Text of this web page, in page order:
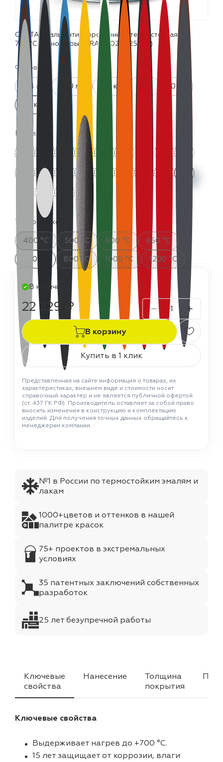
СERTA эмаль антикоррозионная термостойкая до
700°С темно-серый ~RAL 7024 (25,0кг)
Фасовка:
0.4 кг 520 мл 0.8 кг 4 кг
10 кг
25 кг
Цвета:
Термостойкость:
400 °C 500 °C 600 °C
650 °C
700 °C
800 °C 1000 °C 1200 °C
В наличии
22 229 ₽
В корзину
Купить в 1 клик
Представленная на сайте информация о товарах, их
характеристиках, внешнем виде и стоимости носит
справочный характер и не является публичной офертой
(ст. 437 ГК РФ). Производитель оставляет за собой право
вносить изменения в конструкцию и комплектацию
изделий. Для получения точных данных обращайтесь к
менеджерам компании.
№1 в России по термостойким эмалям и
лакам
1000+цветов и оттенков в нашей
палитре красок
75+ проектов в экстремальных
условиях
35 патентных заключений собственных
разработок
25 лет безупречной работы
Ключевые
свойства
Нанесение
Толщина
покрытия
Ключевые свойства
Выдерживает нагрев до +700 °C.
15 лет защищает от коррозии, влаги